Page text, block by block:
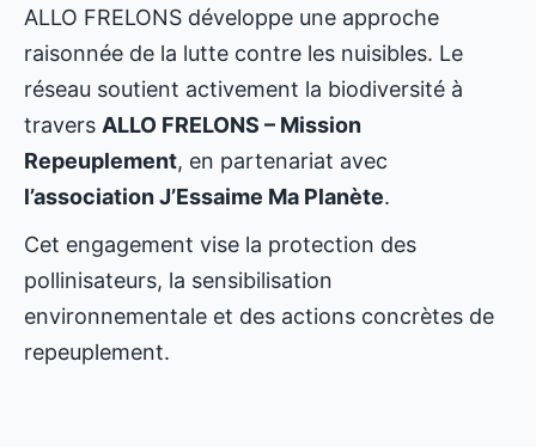
ALLO FRELONS développe une approche
raisonnée de la lutte contre les nuisibles. Le
réseau soutient activement la biodiversité à
travers ALLO FRELONS – Mission
Repeuplement, en partenariat avec
l’association J’Essaime Ma Planète.
Cet engagement vise la protection des
pollinisateurs, la sensibilisation
environnementale et des actions concrètes de
repeuplement.